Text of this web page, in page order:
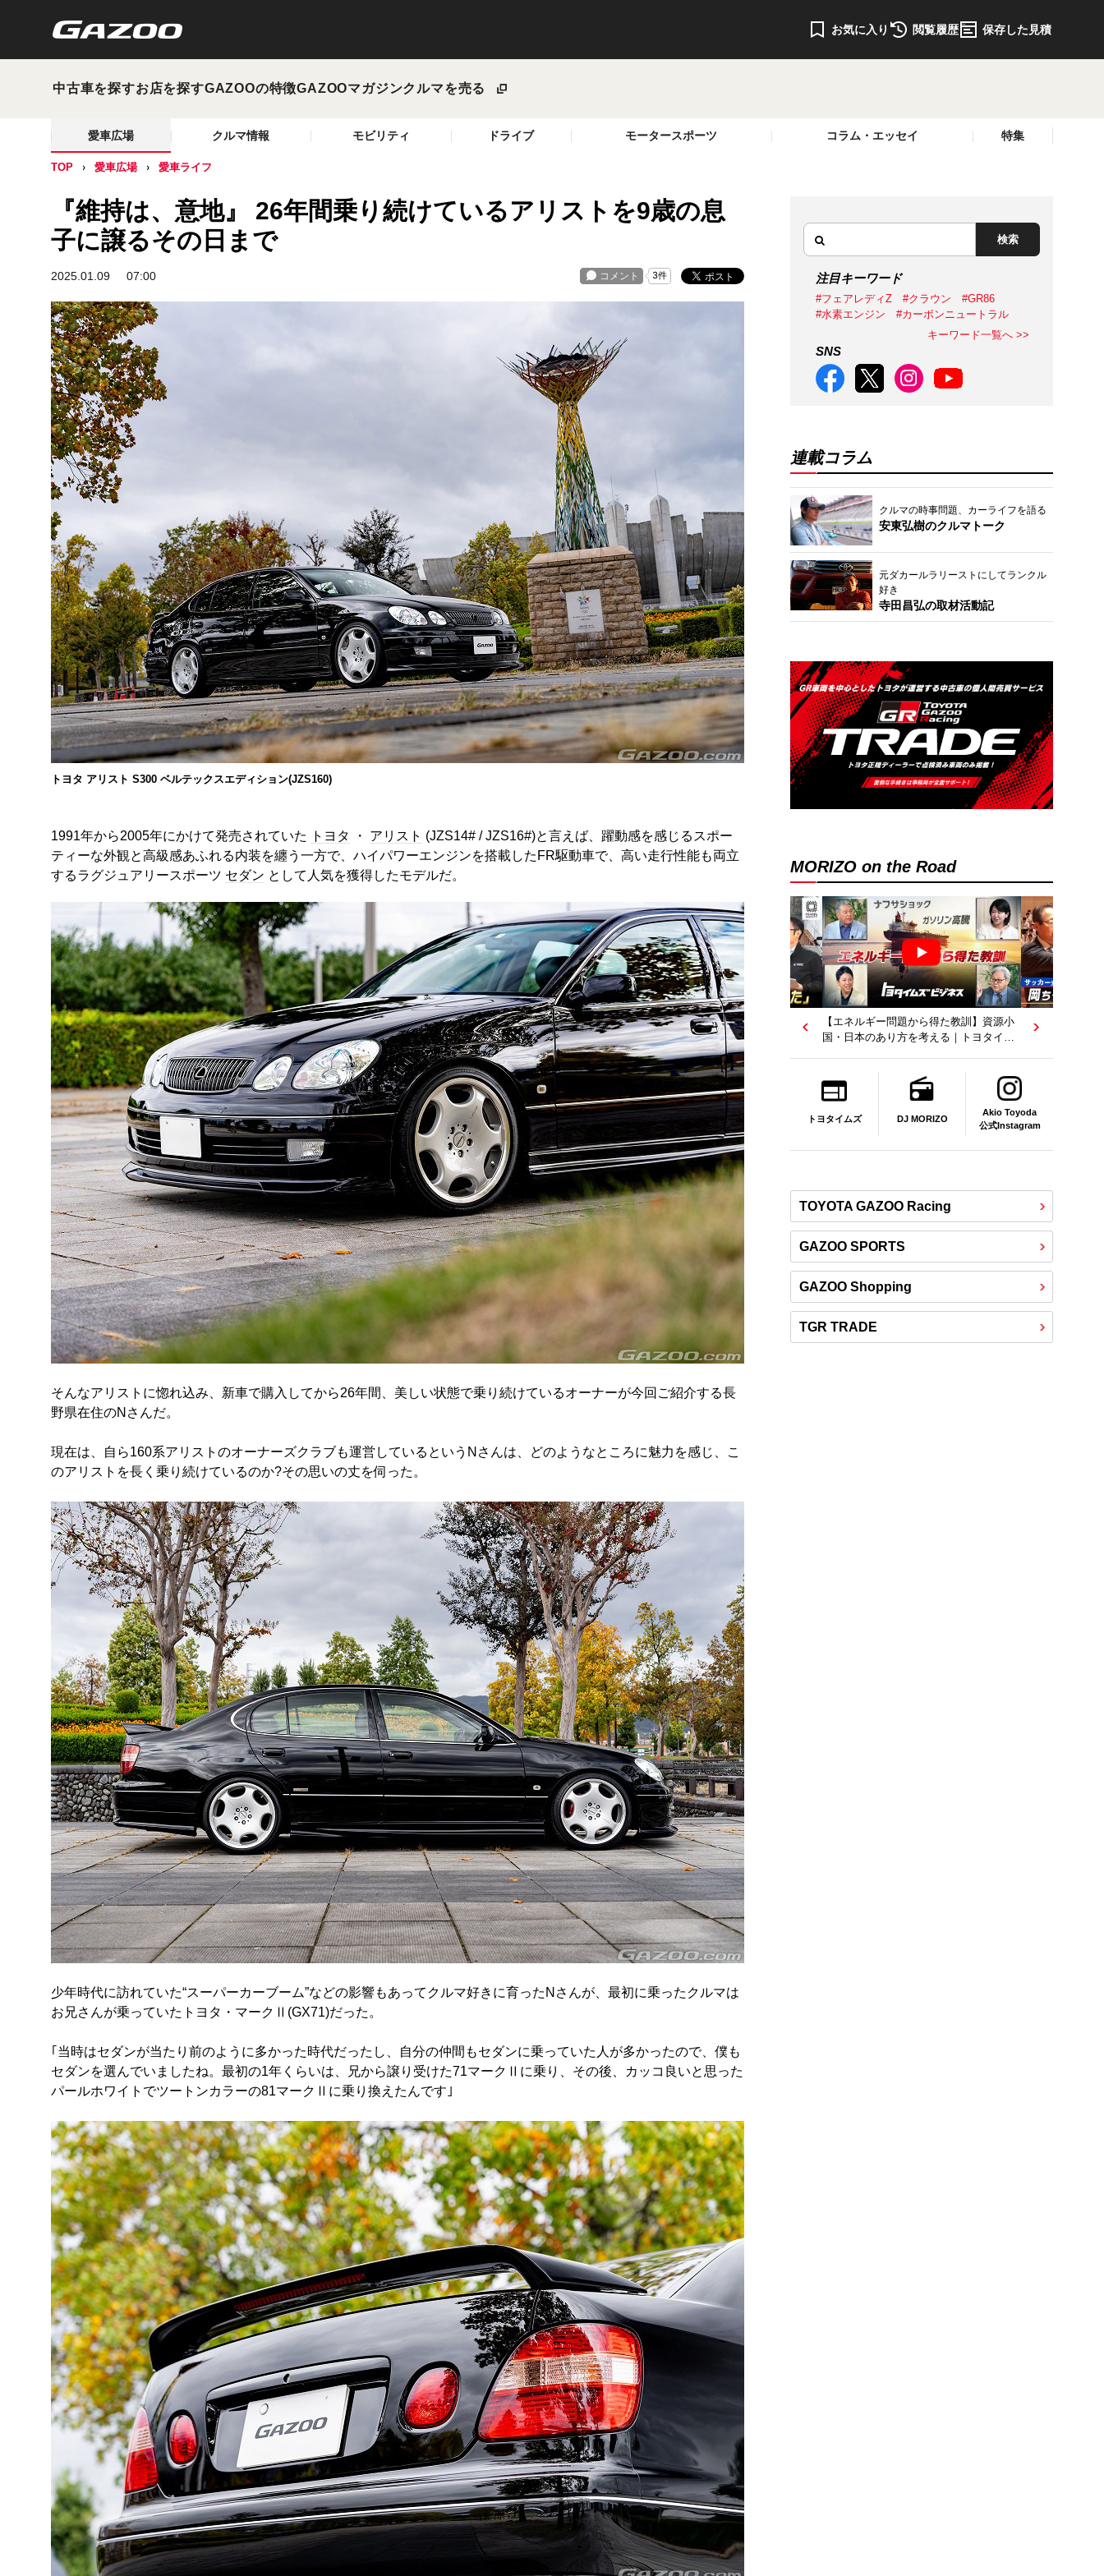
お気に入り 閲覧履歴 保存した見積
中古車を探すお店を探すGAZOOの特徴GAZOOマガジンクルマを売る
愛車広場 クルマ情報 モビリティ ドライブ モータースポーツ コラム・エッセイ 特集
TOP 愛車広場 愛車ライフ
『維持は、意地』 26年間乗り続けているアリストを9歳の息
子に譲るその日まで
2025.01.09 07:00
トヨタ アリスト S300 ベルテックスエディション(JZS160)
1991年から2005年にかけて発売されていた トヨタ ・ アリスト (JZS14# / JZS16#)と言えば、躍動感を感じるスポー
ティーな外観と高級感あふれる内装を纏う一方で、ハイパワーエンジンを搭載したFR駆動車で、高い走行性能も両立
するラグジュアリースポーツ セダン として人気を獲得したモデルだ。
そんなアリストに惚れ込み、新車で購入してから26年間、美しい状態で乗り続けているオーナーが今回ご紹介する長
野県在住のNさんだ。
現在は、自ら160系アリストのオーナーズクラブも運営しているというNさんは、どのようなところに魅力を感じ、こ
のアリストを長く乗り続けているのか?その思いの丈を伺った。
少年時代に訪れていた“スーパーカーブーム”などの影響もあってクルマ好きに育ったNさんが、最初に乗ったクルマは
お兄さんが乗っていたトヨタ・マークⅡ(GX71)だった。
｢当時はセダンが当たり前のように多かった時代だったし、自分の仲間もセダンに乗っていた人が多かったので、僕も
セダンを選んでいましたね。最初の1年くらいは、兄から譲り受けた71マークⅡに乗り、その後、カッコ良いと思った
パールホワイトでツートンカラーの81マークⅡに乗り換えたんです｣
検索
注目キーワード
#フェアレディZ #クラウン
#GR86
#水素エンジン
#カーボンニュートラル
キーワード一覧へ >>
SNS
連載コラム
クルマの時事問題、カーライフを語る
安東弘樹のクルマトーク
元ダカールラリーストにしてランクル
好き
寺田昌弘の取材活動記
MORIZO on the Road
【若者たちへ】岡田武史さんが“特別授
業”で語ったこと｜サッカー日本代表元監
トヨタイムズ DJ MORIZO
Akio Toyoda
公式Instagram
TOYOTA GAZOO Racing
GAZOO SPORTS
GAZOO Shopping
TGR TRADE